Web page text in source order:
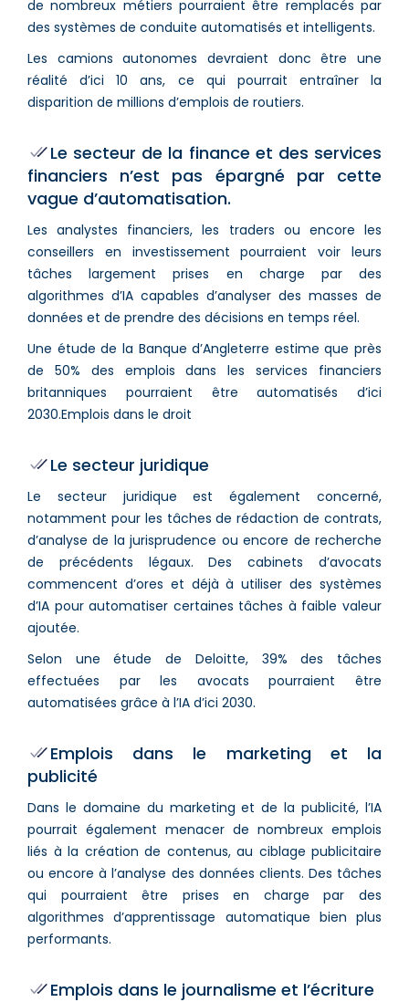
de nombreux métiers pourraient être remplacés par
des systèmes de conduite automatisés et intelligents.
Les camions autonomes devraient donc être une
réalité d’ici 10 ans, ce qui pourrait entraîner la
disparition de millions d’emplois de routiers.
Le secteur de la finance et des services
financiers n’est pas épargné par cette
vague d’automatisation.
Les analystes financiers, les traders ou encore les
conseillers en investissement pourraient voir leurs
tâches largement prises en charge par des
algorithmes d’IA capables d’analyser des masses de
données et de prendre des décisions en temps réel.
Une étude de la Banque d’Angleterre estime que près
de 50% des emplois dans les services financiers
britanniques pourraient être automatisés d’ici
2030.Emplois dans le droit
Le secteur juridique
Le secteur juridique est également concerné,
notamment pour les tâches de rédaction de contrats,
d’analyse de la jurisprudence ou encore de recherche
de précédents légaux. Des cabinets d’avocats
commencent d’ores et déjà à utiliser des systèmes
d’IA pour automatiser certaines tâches à faible valeur
ajoutée.
Selon une étude de Deloitte, 39% des tâches
effectuées par les avocats pourraient être
automatisées grâce à l’IA d’ici 2030.
Emplois dans le marketing et la
publicité
Dans le domaine du marketing et de la publicité, l’IA
pourrait également menacer de nombreux emplois
liés à la création de contenus, au ciblage publicitaire
ou encore à l’analyse des données clients. Des tâches
qui pourraient être prises en charge par des
algorithmes d’apprentissage automatique bien plus
performants.
Emplois dans le journalisme et l’écriture